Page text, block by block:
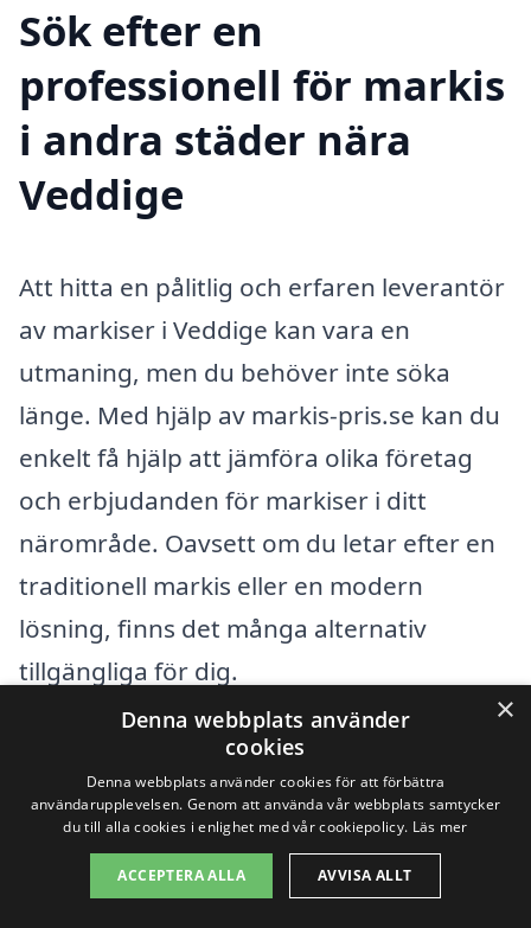
Sök efter en
professionell för markis
i andra städer nära
Veddige
Att hitta en pålitlig och erfaren leverantör
av markiser i Veddige kan vara en
utmaning, men du behöver inte söka
länge. Med hjälp av markis-pris.se kan du
enkelt få hjälp att jämföra olika företag
och erbjudanden för markiser i ditt
närområde. Oavsett om du letar efter en
traditionell markis eller en modern
lösning, finns det många alternativ
tillgängliga för dig.
När du söker efter en markis i Veddige
kan det vara bra att även utforska företag
i närliggande städer. Här är några städer
där du kan hitta kvalificerade
×
Denna webbplats använder
cookies
Denna webbplats använder cookies för att förbättra
användarupplevelsen. Genom att använda vår webbplats samtycker
du till alla cookies i enlighet med vår cookiepolicy. Läs mer
ACCEPTERA ALLA AVVISA ALLT